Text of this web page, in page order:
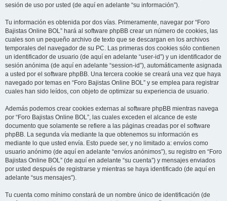
sesión de uso por usted (de aquí en adelante “su información”).
Tu información es obtenida por dos vías. Primeramente, navegar por “Foro
Bajistas Online BOL” hará al software phpBB crear un número de cookies, las
cuales son un pequeño archivo de texto que se descargan en los archivos
temporales del navegador de su PC. Las primeras dos cookies sólo contienen
un identificador de usuario (de aquí en adelante “user-id”) y un identificador de
sesión anónima (de aquí en adelante “session-id”), automáticamente asignada
a usted por el software phpBB. Una tercera cookie se creará una vez que haya
navegado por temas en “Foro Bajistas Online BOL” y se emplea para registrar
cuales han sido leídos, con objeto de optimizar su experiencia de usuario.
Además podemos crear cookies externas al software phpBB mientras navega
por “Foro Bajistas Online BOL”, las cuales exceden el alcance de este
documento que solamente se refiere a las páginas creadas por el software
phpBB. La segunda vía mediante la que obtenemos su información es
mediante lo que usted envía. Esto puede ser, y no limitado a: envíos como
usuario anónimo (de aquí en adelante “envíos anónimos”), su registro en “Foro
Bajistas Online BOL” (de aquí en adelante “su cuenta”) y mensajes enviados
por usted después de registrarse y mientras se haya identificado (de aquí en
adelante “sus mensajes”).
Tu cuenta como mínimo constará de un nombre único de identificación (de